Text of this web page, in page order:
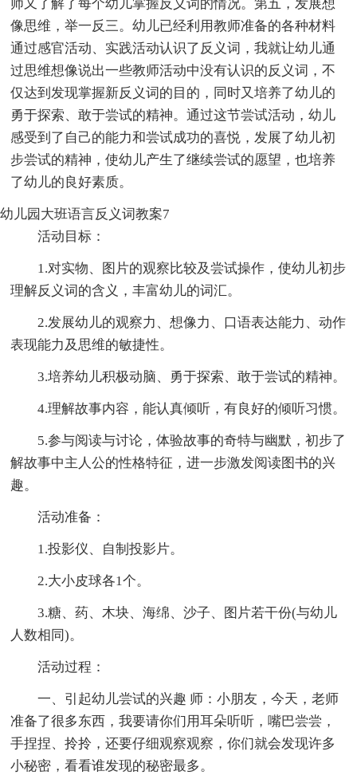
师又了解了每个幼儿掌握反义词的情况。第五，发展想
像思维，举一反三。幼儿已经利用教师准备的各种材料
通过感官活动、实践活动认识了反义词，我就让幼儿通
过思维想像说出一些教师活动中没有认识的反义词，不
仅达到发现掌握新反义词的目的，同时又培养了幼儿的
勇于探索、敢于尝试的精神。通过这节尝试活动，幼儿
感受到了自己的能力和尝试成功的喜悦，发展了幼儿初
步尝试的精神，使幼儿产生了继续尝试的愿望，也培养
了幼儿的良好素质。
幼儿园大班语言反义词教案7
活动目标：
1.对实物、图片的观察比较及尝试操作，使幼儿初步
理解反义词的含义，丰富幼儿的词汇。
2.发展幼儿的观察力、想像力、口语表达能力、动作
表现能力及思维的敏捷性。
3.培养幼儿积极动脑、勇于探索、敢于尝试的精神。
4.理解故事内容，能认真倾听，有良好的倾听习惯。
5.参与阅读与讨论，体验故事的奇特与幽默，初步了
解故事中主人公的性格特征，进一步激发阅读图书的兴
趣。
活动准备：
1.投影仪、自制投影片。
2.大小皮球各1个。
3.糖、药、木块、海绵、沙子、图片若干份(与幼儿
人数相同)。
活动过程：
一、引起幼儿尝试的兴趣 师：小朋友，今天，老师
准备了很多东西，我要请你们用耳朵听听，嘴巴尝尝，
手捏捏、拎拎，还要仔细观察观察，你们就会发现许多
小秘密，看看谁发现的秘密最多。